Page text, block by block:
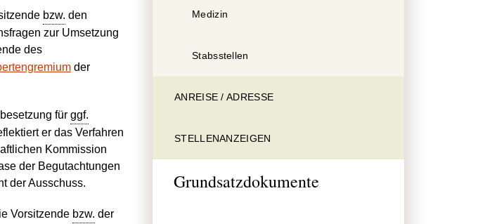
bzw. den
zur Umsetzung
des
der
für ggf.
er das Verfahren
Kommission
der Begutachtungen
der Ausschuss.
Vorsitzende bzw. der
Medizin
Stabsstellen
ANREISE / ADRESSE
STELLENANZEIGEN
Grundsatzdokumente